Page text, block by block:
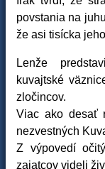
povstania na
že asi tisícka
Lenže
kuvajtské
zločincov.
Viac ako desať
nezvestných
Z výpovedí
zajatcov videli